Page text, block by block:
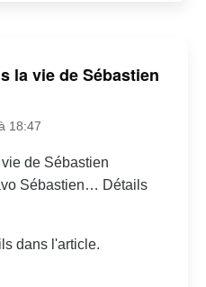
la vie de Sébastien
18:47
de Sébastien
Sébastien… Détails
dans l'article.